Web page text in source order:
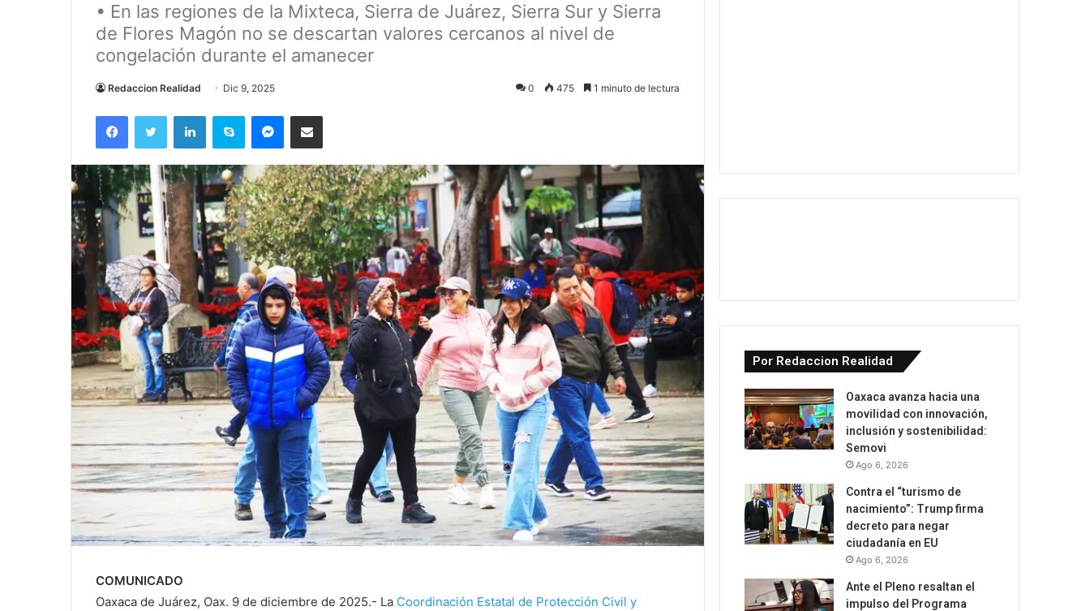
• En las regiones de la Mixteca, Sierra de Juárez, Sierra Sur y Sierra
de Flores Magón no se descartan valores cercanos al nivel de
congelación durante el amanecer
Redaccion Realidad Dic 9, 2025 0 475 1 minuto de lectura
FacebookTwitter LinkedInSkype MessengerCompartir via correo electrónico
COMUNICADO
Oaxaca de Juárez, Oax. 9 de diciembre de 2025.- La Coordinación Estatal de Protección Civil y
Por Redaccion Realidad
Oaxaca avanza hacia una
movilidad con innovación,
inclusión y sostenibilidad:
Semovi
Ago 6, 2026
Contra el “turismo de
nacimiento”: Trump firma
decreto para negar
ciudadanía en EU
Ago 6, 2026
Ante el Pleno resaltan el
impulso del Programa